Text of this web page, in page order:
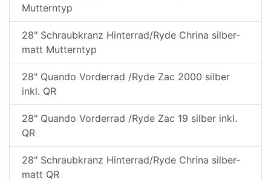
Mutterntyp
28" Schraubkranz Hinterrad/Ryde Chrina silber-
matt Mutterntyp
28" Quando Vorderrad /Ryde Zac 2000 silber
inkl. QR
28" Quando Vorderrad /Ryde Zac 19 silber inkl.
QR
28" Schraubkranz Hinterrad/Ryde Chrina silber-
matt QR